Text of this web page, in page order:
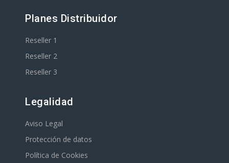
Planes Distribuidor
Reseller 1
Reseller 2
Reseller 3
Legalidad
Aviso Legal
Protección de datos
Política de Cookies